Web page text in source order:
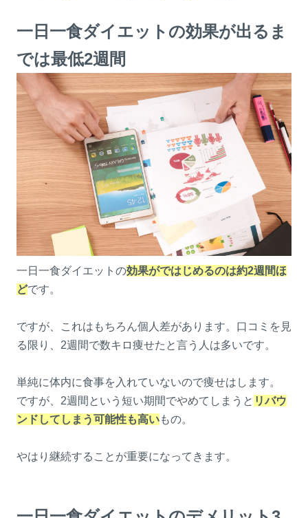
一日一食ダイエットの効果が出るま
では最低2週間
一日一食ダイエットの効果がではじめるのは約2週間ほ
どです。
ですが、これはもちろん個人差があります。口コミを見
る限り、2週間で数キロ痩せたと言う人は多いです。
単純に体内に食事を入れていないので痩せはします。
ですが、2週間という短い期間でやめてしまうと リバウ
ンドしてしまう可能性も高いもの。
やはり継続することが重要になってきます。